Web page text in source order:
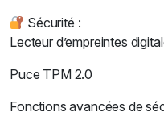
Sécurité :
Lecteur d’empreintes
Puce TPM 2.0
Fonctions avancées de